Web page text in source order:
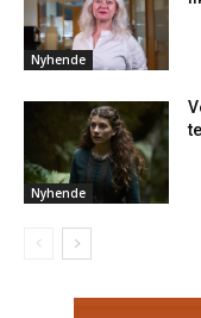
Nyhende
Nyhende